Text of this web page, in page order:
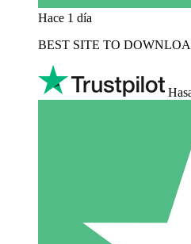
Hace 1 día
BEST SITE TO